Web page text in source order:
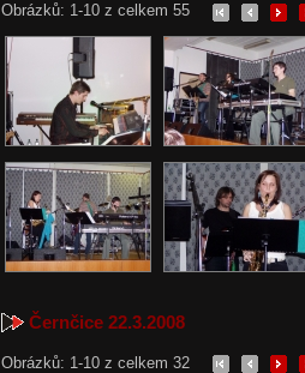
Obrázků: 1-10 z celkem 55
Černčice 22.3.2008
Obrázků: 1-10 z celkem 32